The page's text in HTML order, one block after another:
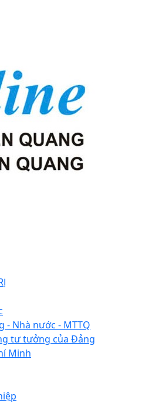
- Nhà nước - MTTQ
tư tưởng của Đảng
Minh